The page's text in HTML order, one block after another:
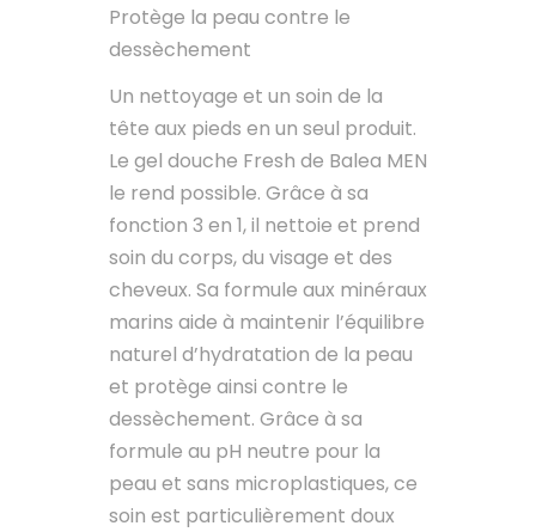
Protège la peau contre le
dessèchement
Un nettoyage et un soin de la
tête aux pieds en un seul produit.
Le gel douche Fresh de Balea MEN
le rend possible. Grâce à sa
fonction 3 en 1, il nettoie et prend
soin du corps, du visage et des
cheveux. Sa formule aux minéraux
marins aide à maintenir l’équilibre
naturel d’hydratation de la peau
et protège ainsi contre le
dessèchement. Grâce à sa
formule au pH neutre pour la
peau et sans microplastiques, ce
soin est particulièrement doux